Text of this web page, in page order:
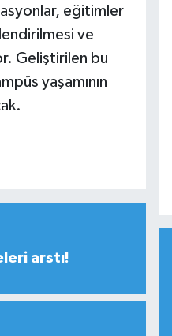
eğitimler
ve
Geliştirilen bu
yaşamının
arstı!